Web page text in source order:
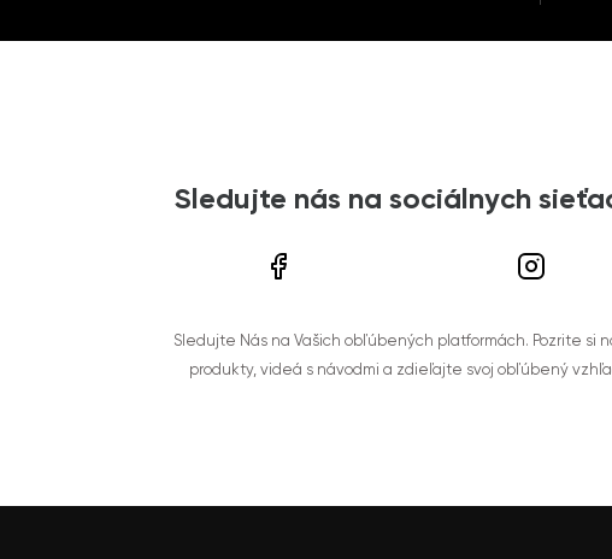
Sledujte nás na sociálnych
Sledujte Nás na Vašich obľúbených platformách. Pozrite si
produkty, videá s návodmi a zdieľajte svoj obľúbený